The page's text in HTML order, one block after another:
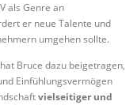
als Genre an
er neue Talente und
umgehen sollte.
Bruce dazu beigetragen,
Einfühlungsvermögen
vielseitiger und